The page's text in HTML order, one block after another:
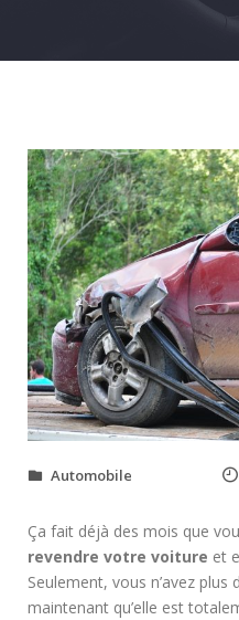
Automobile
Ça fait déjà des mois que
revendre votre voiture et
Seulement, vous n’avez
maintenant qu’elle est